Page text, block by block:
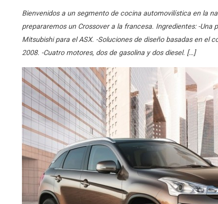
Bienvenidos a un segmento de cocina automovilística en la
prepararemos un Crossover a la francesa. Ingredientes: -
Mitsubishi para el ASX. -Soluciones de diseño basadas en el
2008. -Cuatro motores, dos de gasolina y dos diesel. […]